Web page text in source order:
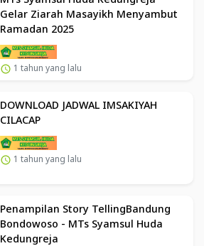
Gelar Ziarah Masayikh Menyambut
Ramadan 2025
1 tahun yang lalu
DOWNLOAD JADWAL IMSAKIYAH
CILACAP
1 tahun yang lalu
Penampilan Story TellingBandung
Bondowoso - MTs Syamsul Huda
Kedungreja